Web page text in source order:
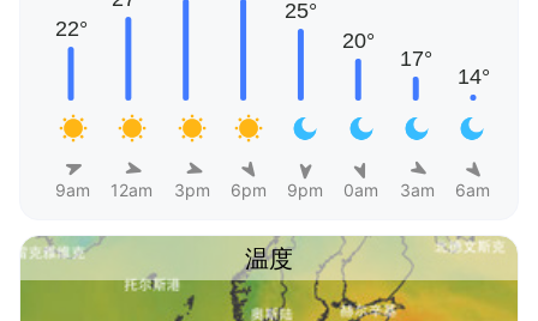
9am 12am 3pm 6pm 9pm 0am 3am 6am
温度